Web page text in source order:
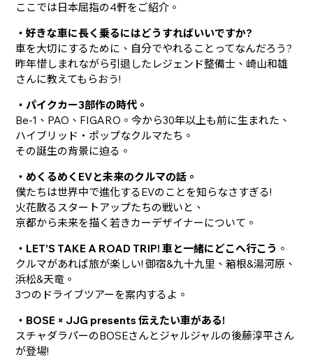
ここでは日本屈指の4軒をご紹介。
・好きな車に長く乗るにはどうすればいいですか?
車を大切にするために、自分でやれることってなんだろう?
昨年惜しまれながら引退したレジェンド整備士、崎山和雄
さんに教えてもらおう!
・パイクカー3部作の時代。
Be-1、PAO、FIGARO。今から30年以上も前に生まれた、
ハイブリッド・ポップなクルマたち。
その誕生の背景に迫る。
・めくるめくEVと未来のクルマの話。
僕たちは世界中で進化するEVのことを知らなさすぎる!
火花散るスタートアップたちの戦いと、
京都から未来を描く若きカーデザイナーについて。
・LET’S TAKE A ROAD TRIP! 車と一緒にどこへ行こう 。
クルマがあれば旅が楽しい! 御宿&九十九里、箱根&湯河原、
浜松&天竜。
3つのドライブツアーを案内するよ。
・BOSE × JJG presents 伝えたい車がある!
スチャダラパーのBOSEさんとジャルジャルの後藤淳平さん
が登場!